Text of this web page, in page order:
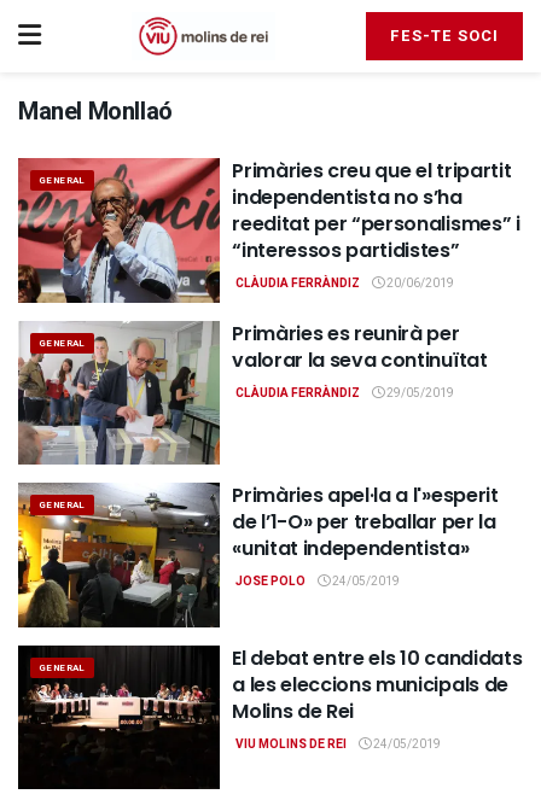
FES-TE SOCI
Manel Monllaó
GENERAL
Primàries creu que el tripartit
independentista no s’ha
reeditat per “personalismes” i
“interessos partidistes”
CLÀUDIA FERRÀNDIZ 20/06/2019
GENERAL
Primàries es reunirà per
valorar la seva continuïtat
CLÀUDIA FERRÀNDIZ 29/05/2019
GENERAL
Primàries apel·la a l'»esperit
de l’1-O» per treballar per la
«unitat independentista»
JOSE POLO 24/05/2019
GENERAL
El debat entre els 10 candidats
a les eleccions municipals de
Molins de Rei
VIU MOLINS DE REI 24/05/2019